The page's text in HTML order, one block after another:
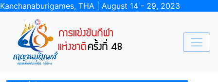
Kanchanaburigames, THA | August 14 - 29, 2023